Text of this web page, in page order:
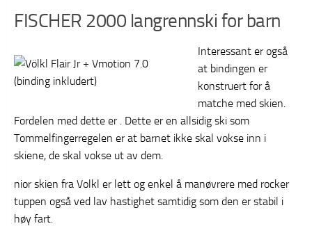
FISCHER 2000 langrennski for barn
Interessant er også
at bindingen er
konstruert for å
matche med skien.
Fordelen med dette er . Dette er en allsidig ski som
Tommelfingerregelen er at barnet ikke skal vokse inn i
skiene, de skal vokse ut av dem.
nior skien fra Volkl er lett og enkel å manøvrere med rocker
tuppen også ved lav hastighet samtidig som den er stabil i
høy fart.